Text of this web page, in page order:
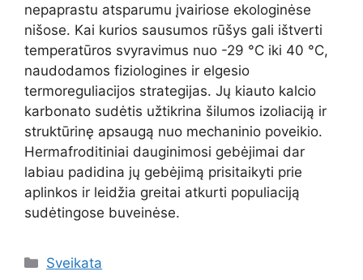
nepaprastu atsparumu įvairiose ekologinėse
nišose. Kai kurios sausumos rūšys gali ištverti
temperatūros svyravimus nuo -29 °C iki 40 °C,
naudodamos fiziologines ir elgesio
termoreguliacijos strategijas. Jų kiauto kalcio
karbonato sudėtis užtikrina šilumos izoliaciją ir
struktūrinę apsaugą nuo mechaninio poveikio.
Hermafroditiniai dauginimosi gebėjimai dar
labiau padidina jų gebėjimą prisitaikyti prie
aplinkos ir leidžia greitai atkurti populiaciją
sudėtingose buveinėse.
Kategorijos
Sveikata